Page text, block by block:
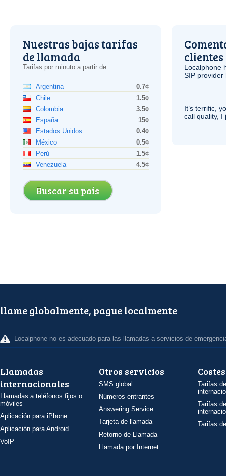
Nuestras bajas tarifas
de llamada
Tarifas por minuto a partir de:
Argentina
0.7¢
Chile
1.5¢
Colombia
3.5¢
España
15¢
Estados Unidos
0.4¢
México
0.5¢
Perú
1.5¢
Venezuela
4.5¢
Buscar su país
clientes
Localphone
SIP provider
It’s terrific,
call quality, I
llame globalmente, pague localmente
Localphone no es adecuado para las llamadas a servicios de
Llamadas
internacionales
Llamadas a teléfonos fijos o
móviles
Aplicación para iPhone
Aplicación para Android
VoIP
Otros servicios
SMS global
Números entrantes
Answering Service
Tarjeta de llamada
Retorno de Llamada
Llamada por Internet
Costes
Tarifas
Tarifas
Tarifas